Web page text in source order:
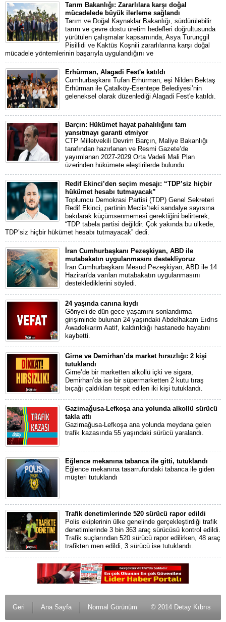
Tarım Bakanlığı: Zararlılara karşı doğal
mücadelede büyük ilerleme sağlandı
Tarım ve Doğal Kaynaklar Bakanlığı, sürdürülebilir
tarım ve çevre dostu üretim hedefleri doğrultusunda
yürütülen çalışmalar kapsamında, Asya Turunçgil
Pisillidi ve Kaktüs Koşnili zararlılarına karşı doğal
mücadele yöntemlerinin başarıyla uygulandığını ve
Erhürman, Alagadi Fest'e katıldı
Cumhurbaşkanı Tufan Erhürman, eşi Nilden Bektaş
Erhürman ile Çatalköy-Esentepe Belediyesi’nin
geleneksel olarak düzenlediği Alagadi Fest'e katıldı.
Barçın: Hükümet hayat pahalılığını tam
yansıtmayı garanti etmiyor
CTP Milletvekili Devrim Barçın, Maliye Bakanlığı
tarafından hazırlanan ve Resmi Gazete’de
yayımlanan 2027-2029 Orta Vadeli Mali Plan
üzerinden hükümete eleştirilerde bulundu.
Redif Ekinci’den seçim mesajı: “TDP’siz hiçbir
hükümet hesabı tutmayacak”
Toplumcu Demokrasi Partisi (TDP) Genel Sekreteri
Redif Ekinci, partinin Meclis’teki sandalye sayısına
bakılarak küçümsenmemesi gerektiğini belirterek,
“TDP tabela partisi değildir. Çok yakında bu ülkede,
TDP’siz hiçbir hükümet hesabı tutmayacak” dedi.
İran Cumhurbaşkanı Pezeşkiyan, ABD ile
mutabakatın uygulanmasını destekliyoruz
İran Cumhurbaşkanı Mesud Pezeşkiyan, ABD ile 14
Haziran'da varılan mutabakatın uygulanmasını
desteklediklerini söyledi.
24 yaşında canına kıydı
Gönyeli’de dün gece yaşamını sonlandırma
girişiminde bulunan 24 yaşındaki Abdelhakam Eıdrıs
Awadelkarim Aatif, kaldırıldığı hastanede hayatını
kaybetti.
Girne ve Demirhan’da market hırsızlığı: 2 kişi
tutuklandı
Girne’de bir marketten alkollü içki ve sigara,
Demirhan’da ise bir süpermarketten 2 kutu tıraş
bıçağı çaldıkları tespit edilen iki kişi tutuklandı.
Gazimağusa-Lefkoşa ana yolunda alkollü sürücü
takla attı
Gazimağusa-Lefkoşa ana yolunda meydana gelen
trafik kazasında 55 yaşındaki sürücü yaralandı.
Eğlence mekanına tabanca ile gitti, tutuklandı
Eğlence mekanına tasarrufundaki tabanca ile giden
müşteri tutuklandı
Trafik denetimlerinde 520 sürücü rapor edildi
Polis ekiplerinin ülke genelinde gerçekleştirdiği trafik
denetimlerinde 3 bin 363 araç sürücüsü kontrol edildi.
Trafik suçlarından 520 sürücü rapor edilirken, 48 araç
trafikten men edildi, 3 sürücü ise tutuklandı.
Geri Ana Sayfa Normal Görünüm © 2014 Detay Kıbrıs